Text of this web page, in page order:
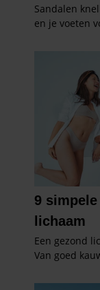
verzameld op
gaat akkoord